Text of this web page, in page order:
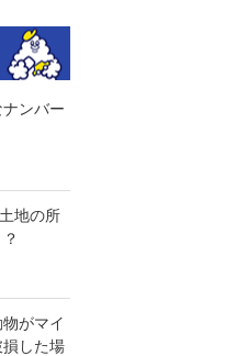
ンバー
地の所
がマイ
した場